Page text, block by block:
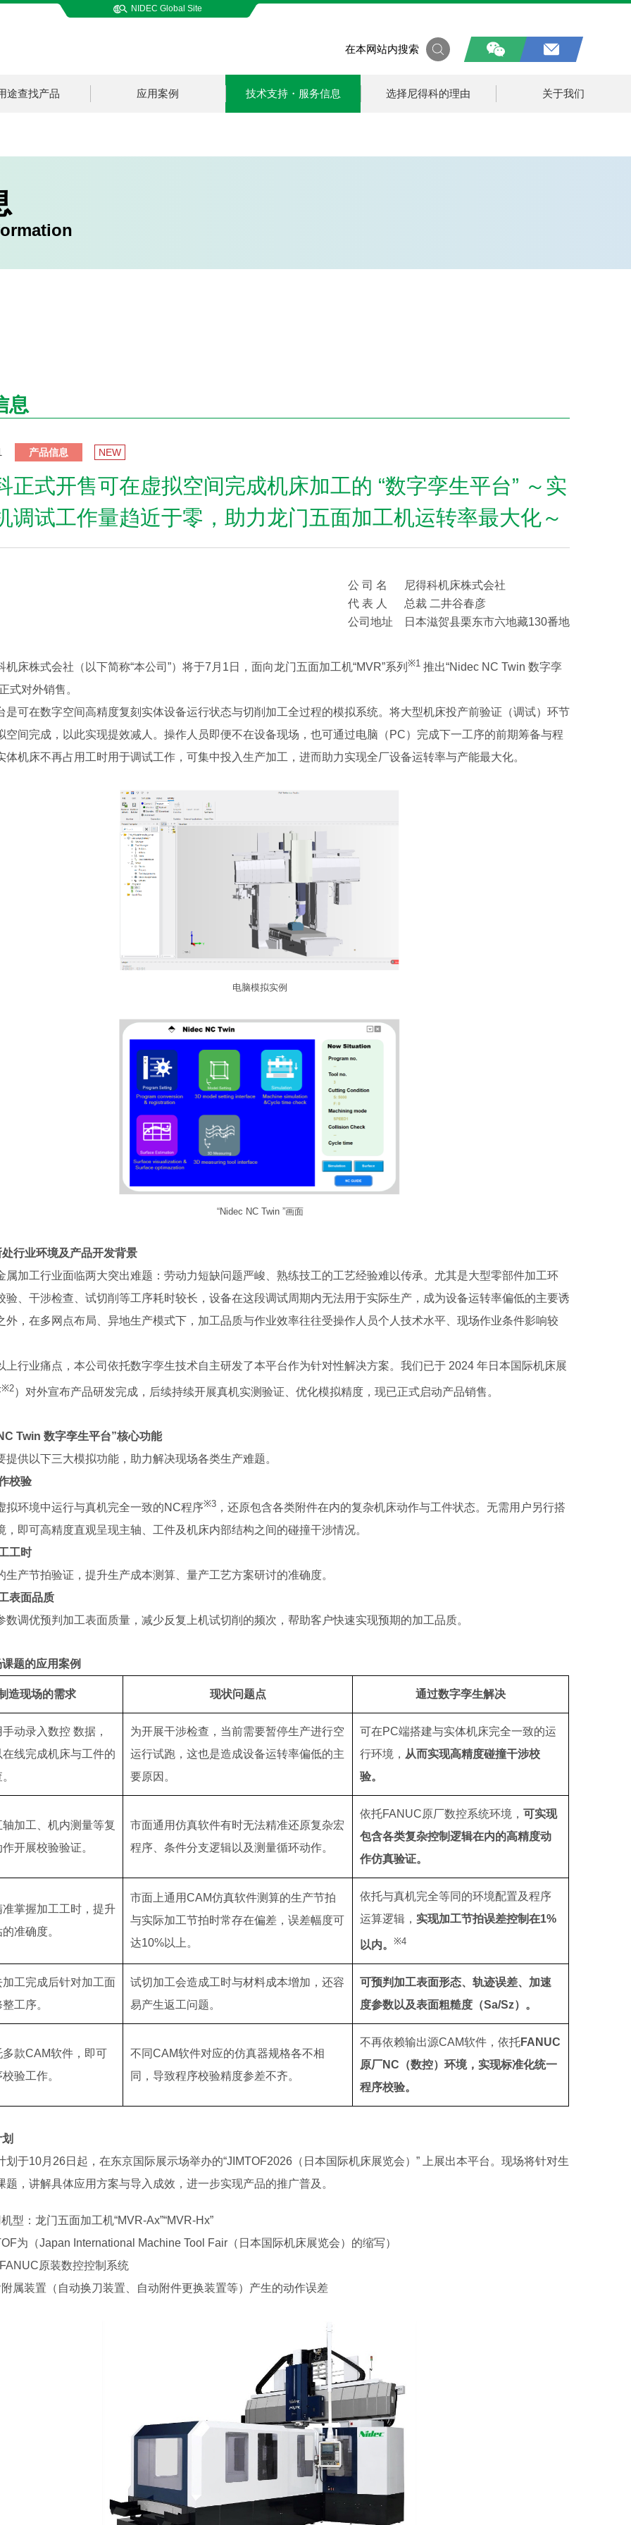
NIDEC Global Site
在本网站内搜索
途查找产品 应用案例 技术支持・服务信息 选择尼得科的理由 关于我们
息
产品信息 NEW
正式开售可在虚拟空间完成机床加工的 “数字孪生平台” ～实
调试工作量趋近于零，助力龙门五面加工机运转率最大化～
公 司 名
尼得科机床株式会社
代 表 人
总裁 二井谷春彦
公司地址
日本滋贺县栗东市六地藏130番地
株式会社（以下简称“本公司”）将于7月1日，面向龙门五面加工机“MVR”系列 ※1 推出“Nidec NC Twin 数字孪
式对外销售。
在数字空间高精度复刻实体设备运行状态与切削加工全过程的模拟系统。将大型机床投产前验证（调试）环节
空间完成，以此实现提效减人。操作人员即便不在设备现场，也可通过电脑（PC）完成下一工序的前期筹备与程
体机床不再占用工时用于调试工作，可集中投入生产加工，进而助力实现全厂设备运转率与产能最大化。
电脑模拟实例
“Nidec NC Twin ”画面
行业环境及产品开发背景
工行业面临两大突出难题：劳动力短缺问题严峻、熟练技工的工艺经验难以传承。尤其是大型零部件加工环
验、干涉检查、试切削等工序耗时较长，设备在这段调试周期内无法用于实际生产，成为设备运转率偏低的主要诱
外，在多网点布局、异地生产模式下，加工品质与作业效率往往受操作人员个人技术水平、现场作业条件影响较
业痛点，本公司依托数字孪生技术自主研发了本平台作为针对性解决方案。我们已于 2024 年日本国际机床展
※2）对外宣布产品研发完成，后续持续开展真机实测验证、优化模拟精度，现已正式启动产品销售。
Twin 数字孪生平台”核心功能
提供以下三大模拟功能，助力解决现场各类生产难题。
校验
拟环境中运行与真机完全一致的NC程序※3 ，还原包含各类附件在内的复杂机床动作与工件状态。无需用户另行搭
，即可高精度直观呈现主轴、工件及机床内部结构之间的碰撞干涉情况。
工时
生产节拍验证，提升生产成本测算、量产工艺方案研讨的准确度。
表面品质
数调优预判加工表面质量，减少反复上机试切削的频次，帮助客户快速实现预期的加工品质。
题的应用案例
造现场的需求 现状问题点 通过数字孪生解决
动录入数控 数据，
线完成机床与工件的
为开展干涉检查，当前需要暂停生产进行空
运行试跑，这也是造成设备运转率偏低的主
要原因。
可在PC端搭建与实体机床完全一致的运
行环境， 从而实现高精度碰撞干涉校
验。
加工、机内测量等复
开展校验验证。
市面通用仿真软件有时无法精准还原复杂宏
程序、条件分支逻辑以及测量循环动作。
依托FANUC原厂数控系统环境， 可实现
包含各类复杂控制逻辑在内的高精度动
作仿真验证。
准掌握加工工时，提升
准确度。
市面上通用CAM仿真软件测算的生产节拍
与实际加工节拍时常存在偏差，误差幅度可
达10%以上。
依托与真机完全等同的环境配置及程序
运算逻辑， 实现加工节拍误差控制在1%
以内。 ※4
加工完成后针对加工面
工序。
试切加工会造成工时与材料成本增加，还容
易产生返工问题。
可预判加工表面形态、轨迹误差、加速
度参数以及表面粗糙度（Sa/Sz）。
多款CAM软件，即可
验工作。
不同CAM软件对应的仿真器规格各不相
同，导致程序校验精度参差不齐。
不再依赖输出源CAM软件，依托FANUC
原厂NC（数控）环境，实现标准化统一
程序校验。
10月26日起，在东京国际展示场举办的“JIMTOF2026（日本国际机床展览会）” 上展出本平台。现场将针对生
题，讲解具体应用方案与导入成效，进一步实现产品的推广普及。
型：龙门五面加工机“MVR-Ax”“MVR-Hx”
为（Japan International Machine Tool Fair（日本国际机床展览会）的缩写）
原装数控控制系统
属装置（自动换刀装置、自动附件更换装置等）产生的动作误差